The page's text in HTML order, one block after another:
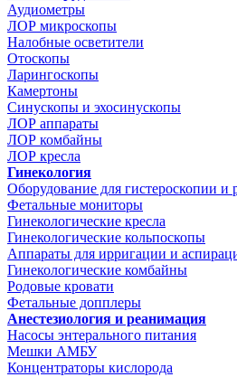
Аудиометры
ЛОР микроскопы
Налобные осветители
Отоскопы
Ларингоскопы
Камертоны
Синускопы и эхосинускопы
ЛОР аппараты
ЛОР комбайны
ЛОР кресла
Гинекология
Оборудование для гистероскопии и
Фетальные мониторы
Гинекологические кресла
Гинекологические кольпоскопы
Аппараты для ирригации и
Гинекологические комбайны
Родовые кровати
Фетальные допплеры
Анестезиология и реанимация
Насосы энтерального питания
Мешки АМБУ
Концентраторы кислорода